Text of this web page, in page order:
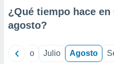
¿Qué tiempo hace
agosto?
Junio Julio Agosto